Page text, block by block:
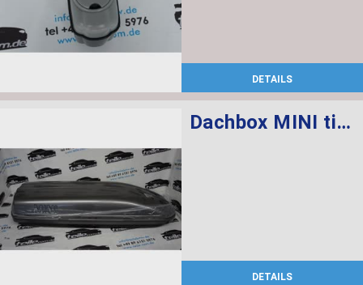
DETAILS
Dachbox MINI titansilber 320 LITER
DETAILS